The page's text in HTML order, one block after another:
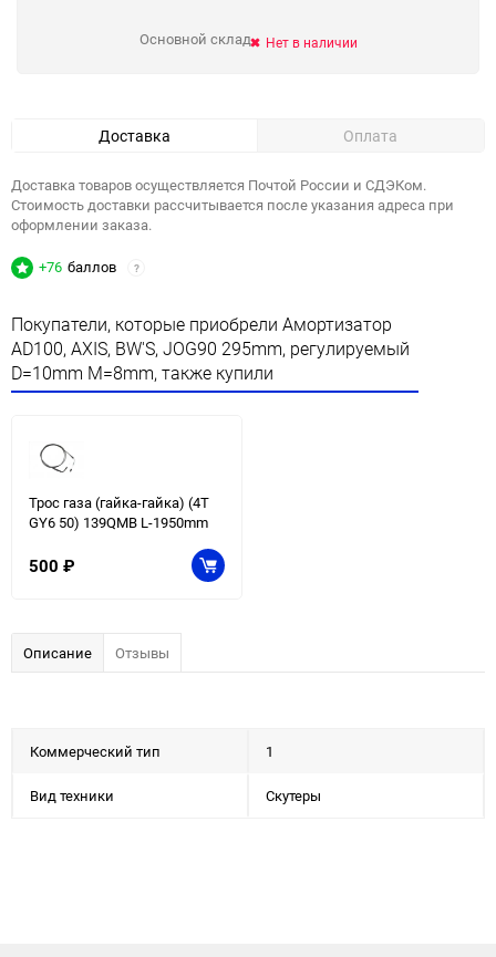
Основной склад Нет в наличии
Доставка Оплата
Доставка товаров осуществляется Почтой России и СДЭКом.
Стоимость доставки рассчитывается после указания адреса при
оформлении заказа.
+76 баллов ?
Покупатели, которые приобрели Амортизатор
AD100, AXIS, BW'S, JOG90 295mm, регулируемый
D=10mm M=8mm, также купили
Трос газа (гайка-гайка) (4T
GY6 50) 139QMB L-1950mm
500 ₽
Описание Отзывы
Коммерческий тип 1
Вид техники Скутеры